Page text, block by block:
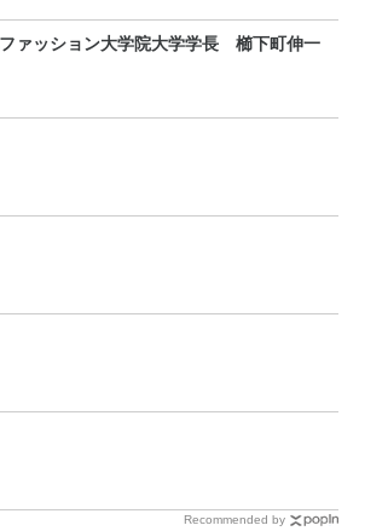
ァッション大学院大学学長 櫛下町伸一
Recommended by